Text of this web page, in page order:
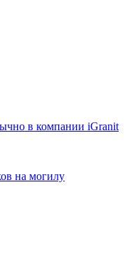
в компании iGranit
на могилу